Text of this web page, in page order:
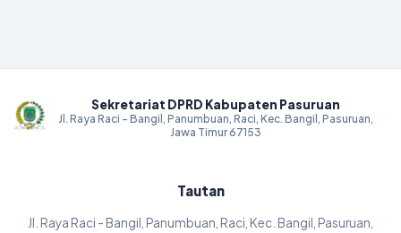
Sekretariat DPRD Kabupaten Pasuruan
Jl. Raya Raci - Bangil, Panumbuan, Raci, Kec. Bangil, Pasuruan,
Jawa Timur 67153
Tautan
Jl. Raya Raci - Bangil, Panumbuan, Raci, Kec. Bangil, Pasuruan,